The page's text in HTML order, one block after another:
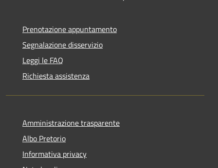
Prenotazione appuntamento
Segnalazione disservizio
Leggi le FAQ
Richiesta assistenza
Amministrazione trasparente
Albo Pretorio
Informativa privacy